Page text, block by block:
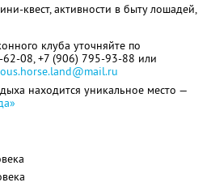
квест, активности в быту лошадей,
клуба уточняйте по
62-08, +7 (906) 795-93-88 или
находится уникальное место —